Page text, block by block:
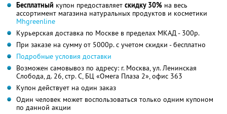
Бесплатный купон предоставляет скидку 30% на весь
ассортимент магазина натуральных продуктов и косметики
Mhgreenline
Курьерская доставка по Москве в пределах МКАД - 300р.
При заказе на сумму от 5000р. с учетом скидки - бесплатно
Подробные условия доставки
Возможен самовывоз по адресу: г. Москва, ул. Ленинская
Слобода, д. 26, стр. С, БЦ «Омега Плаза 2», офис 363
Купон действует на один заказ
Один человек может воспользоваться только одним купоном
по данной акции